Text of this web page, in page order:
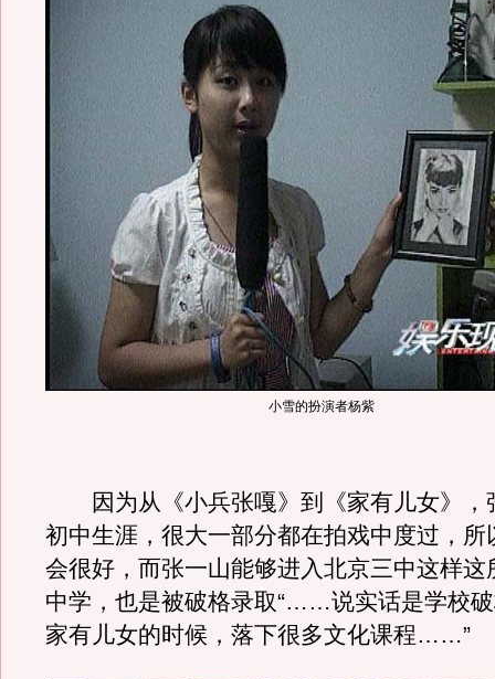
小雪的扮演者杨紫
因为从《小兵张嘎》到《家有儿女》，
初中生涯，很大一部分都在拍戏中度过，所
会很好，而张一山能够进入北京三中这样这
中学，也是被破格录取“……说实话是学校
家有儿女的时候，落下很多文化课程……”